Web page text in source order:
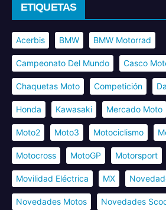
ETIQUETAS
Acerbis BMW BMW Motorrad
Campeonato Del Mundo Casco
Chaquetas Moto Competición
Honda Kawasaki Mercado Moto
Moto2 Moto3 Motociclismo
Motocross MotoGP Motorsport
Movilidad Eléctrica MX
Novedades Motos Novedades